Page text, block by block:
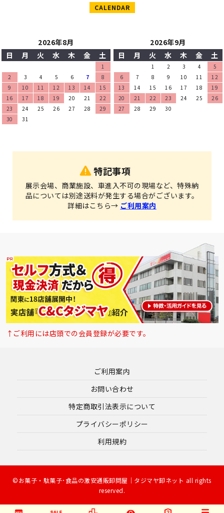
CALENDAR
2026年8月
日
月 火 水 木 金 土
1
2
3 4 5 6 7
8
9
10 11 12 13 14
15
16
17 18 19 20 21
22
23
24 25 26 27 28
29
30
31
2026年9月
日
月 火 水 木 金 土
1 2 3 4
5
6
7 8 9 10 11
12
13
14 15 16 17 18
19
20
21 22 23 24 25
26
27
28 29 30
特記事項
展示会場、商業施設、車進入不可の現場など、特殊納
品については別途送料が発生する場合がございます。
詳細はこちら→ ご利用案内
↑ご利用には店頭での会員登録が必要です。
ご利用案内
お問い合わせ
特定商取引法表示について
プライバシーポリシー
利用規約
©お菓子・駄菓子･食品の激安通販卸問屋｜タジマヤ卸ネット all rights
reserved.